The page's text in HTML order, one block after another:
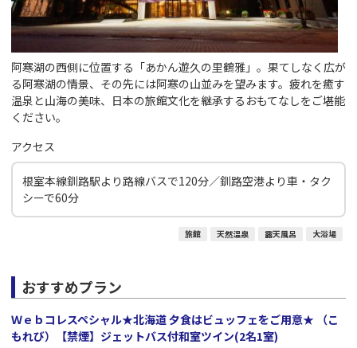
阿寒湖の西側に位置する「あかん遊久の里鶴雅」。果てしなく広が
る阿寒湖の情景、その先には阿寒の山並みを望みます。疲れを癒す
温泉と山海の美味、日本の旅館文化を継承するおもてなしをご堪能
ください。
アクセス
根室本線釧路駅より路線バスで120分／釧路空港より車・タク
シーで60分
旅館 天然温泉 露天風呂 大浴場
おすすめプラン
Ｗｅｂコレスペシャル★北海道 夕食はビュッフェをご用意★ （こ
もれび）【禁煙】ジェットバス付和室ツイン(2名1室)